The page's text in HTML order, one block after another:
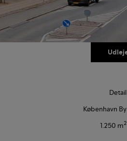
Detail
København By
1.250 m2